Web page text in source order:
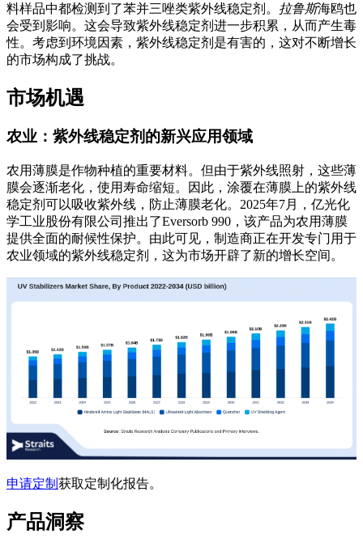
料样品中都检测到了苯并三唑类紫外线稳定剂。 拉鲁斯海鸥也
会受到影响。这会导致紫外线稳定剂进一步积累，从而产生毒
性。考虑到环境因素，紫外线稳定剂是有害的，这对不断增长
的市场构成了挑战。
市场机遇
农业：紫外线稳定剂的新兴应用领域
农用薄膜是作物种植的重要材料。但由于紫外线照射，这些薄
膜会逐渐老化，使用寿命缩短。因此，涂覆在薄膜上的紫外线
稳定剂可以吸收紫外线，防止薄膜老化。2025年7月，亿光化
学工业股份有限公司推出了Eversorb 990，该产品为农用薄膜
提供全面的耐候性保护。由此可见，制造商正在开发专门用于
农业领域的紫外线稳定剂，这为市场开辟了新的增长空间。
申请定制 获取定制化报告。
产品洞察